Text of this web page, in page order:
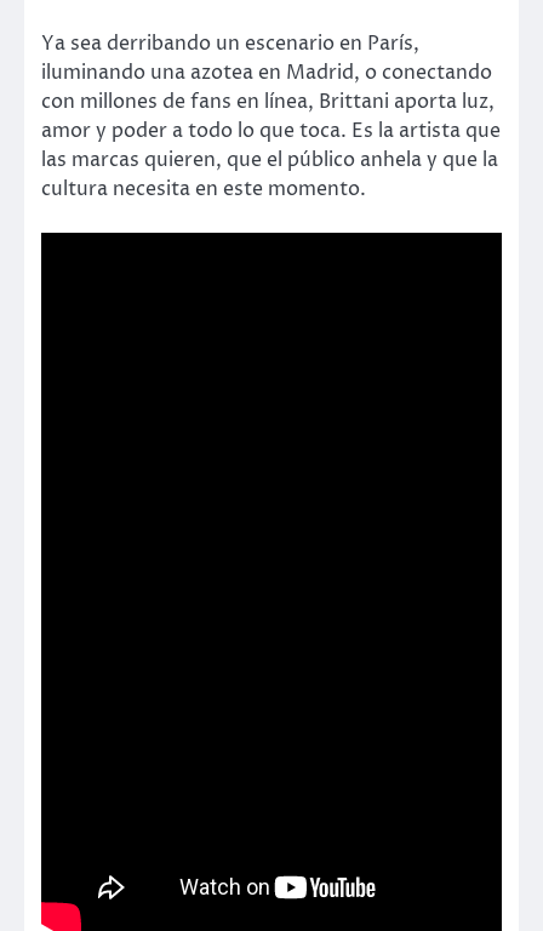
Ya sea derribando un escenario en París,
iluminando una azotea en Madrid, o conectando
con millones de fans en línea, Brittani aporta luz,
amor y poder a todo lo que toca. Es la artista que
las marcas quieren, que el público anhela y que la
cultura necesita en este momento.